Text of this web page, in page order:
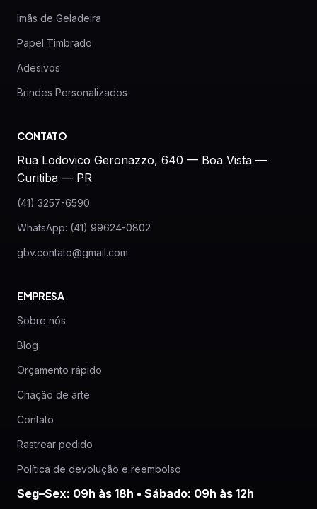
Imãs de Geladeira
Papel Timbrado
Adesivos
Brindes Personalizados
CONTATO
Rua Lodovico Geronazzo, 640 — Boa Vista —
Curitiba — PR
(41) 3257-6590
WhatsApp: (41) 99624-0802
gbv.contato@gmail.com
EMPRESA
Sobre nós
Blog
Orçamento rápido
Criação de arte
Contato
Rastrear pedido
Política de devolução e reembolso
Seg–Sex: 09h às 18h • Sábado: 09h às 12h